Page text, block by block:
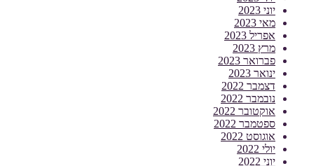
יוני 2023
מאי 2023
אפריל 2023
מרץ 2023
פברואר 2023
ינואר 2023
דצמבר 2022
נובמבר 2022
אוקטובר 2022
ספטמבר 2022
אוגוסט 2022
יולי 2022
יוני 2022